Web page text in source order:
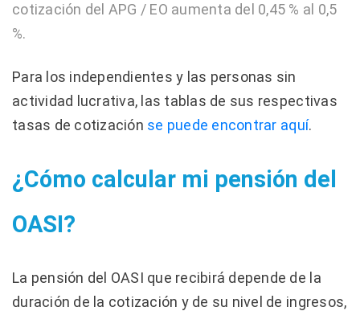
cotización del APG / EO aumenta del 0,45 % al 0,5
%.
Para los independientes y las personas sin
actividad lucrativa, las tablas de sus respectivas
tasas de cotización se puede encontrar aquí.
¿Cómo calcular mi pensión del
OASI?
La pensión del OASI que recibirá depende de la
duración de la cotización y de su nivel de ingresos,